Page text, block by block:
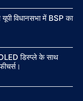
विधानसभा में BSP का
डिस्प्ले के साथ